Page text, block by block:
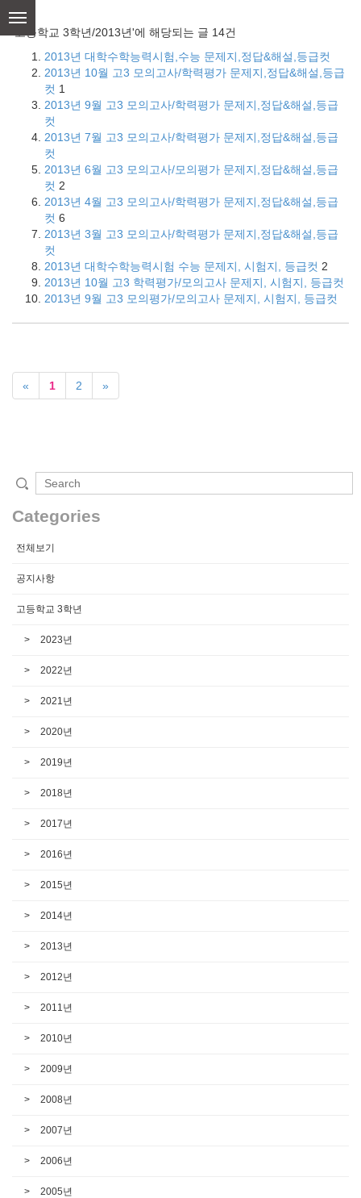
content
'고등학교 3학년/2013년'에 해당되는 글 14건
2013년 대학수학능력시험,수능 문제지,정답&해설,등급컷
2013년 10월 고3 모의고사/학력평가 문제지,정답&해설,등급
컷 1
2013년 9월 고3 모의고사/학력평가 문제지,정답&해설,등급
컷
2013년 7월 고3 모의고사/학력평가 문제지,정답&해설,등급
컷
2013년 6월 고3 모의고사/모의평가 문제지,정답&해설,등급
컷 2
2013년 4월 고3 모의고사/학력평가 문제지,정답&해설,등급
컷 6
2013년 3월 고3 모의고사/학력평가 문제지,정답&해설,등급
컷
2013년 대학수학능력시험 수능 문제지, 시험지, 등급컷 2
2013년 10월 고3 학력평가/모의고사 문제지, 시험지, 등급컷
2013년 9월 고3 모의평가/모의고사 문제지, 시험지, 등급컷
« 1 2 »
Categories
전체보기
공지사항
고등학교 3학년
2023년
2022년
2021년
2020년
2019년
2018년
2017년
2016년
2015년
2014년
2013년
2012년
2011년
2010년
2009년
2008년
2007년
2006년
2005년